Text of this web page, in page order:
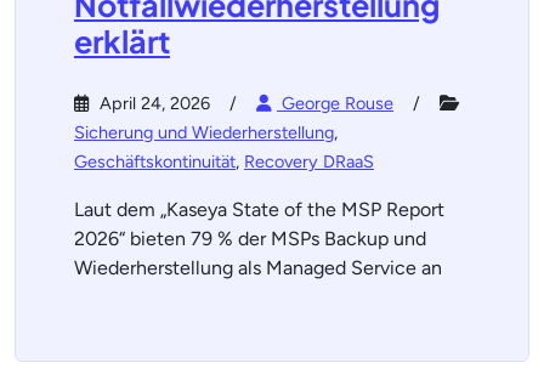
erklärt
April 24, 2026
George Rouse
Sicherung und Wiederherstellung,
Geschäftskontinuität, Recovery DRaaS
Laut dem „Kaseya State of the MSP Report
2026“ bieten 79 % der MSPs Backup und
Wiederherstellung als Managed Service an